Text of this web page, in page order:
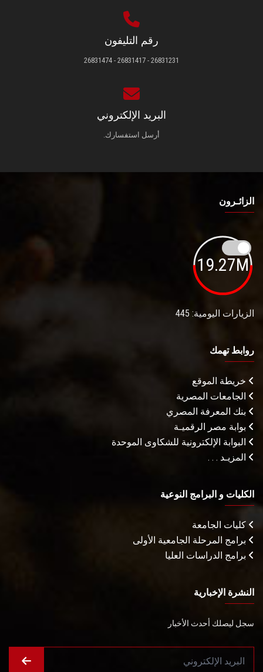
رقم التليفون
26831231 - 26831417 - 26831474
البريد الإلكتروني
أرسل استفسارك.
الزائـرون
19.27M
الزيارات اليومية: 445
روابط تهمك
خريطة الموقع
الجامعات المصرية
بنك المعرفة المصري
بوابة مصر الرقميـة
البوابة الإلكترونية للشكاوى الموحدة
المزيـد . . .
الكليات و البرامج النوعية
كليات الجامعة
برامج المرحلة الجامعية الأولى
برامج الدراسات العليا
النشرة الإخبارية
سجل ليصلك أحدث الأخبار